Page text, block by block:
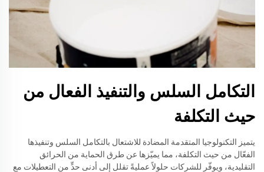
التكامل السلس والتنفيذ الفعال من
حيث التكلفة
يتميز التكنولوجيا المتقدمة المضادة للاشتعال بالتكامل السلس وتنفيذها
الفعّال من حيث التكلفة، مما يميّزها عن طرق الحماية من الحرائق
التقليدية، ويوفّر للشركات حلولاً عمليةً تقلل إلى أدنى حدٍّ من التعطيلات مع